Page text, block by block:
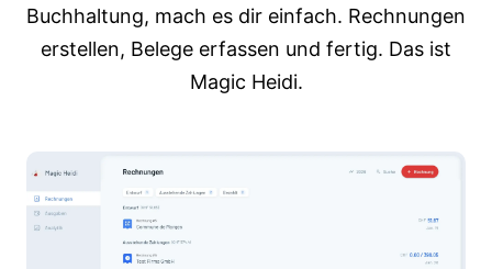
Buchhaltung, mach es dir einfach. Rechnungen
erstellen, Belege erfassen und fertig. Das ist
Magic Heidi.